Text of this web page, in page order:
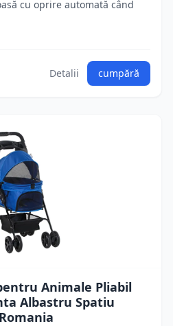
cu oprire automată când
Detalii cumpără
Animale Pliabil
Albastru Spatiu